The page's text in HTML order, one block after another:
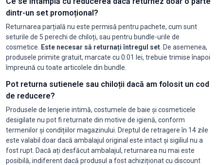
dintr-un set promoțional?
Returnarea parțială nu este permisă pentru pachete, cum sunt
seturile de 5 perechi de chiloți, sau pentru bundle-urile de
cosmetice. Este necesar să returnați întregul set . De asemenea,
produsele primite gratuit, marcate cu 0.01 lei, trebuie trimise înapoi
împreună cu toate articolele din bundle.
Pot returna sutienele sau chiloții dacă am folosit un cod
de reducere?
Produsele de lenjerie intimă, costumele de baie și cosmeticele
desigilate nu pot fi returnate din motive de igienă, conform
termenilor și condițiilor magazinului. Dreptul de retragere în 14 zile
este valabil doar dacă ambalajul original este intact și sigiliul nu a
fost rupt. Dacă ați desfăcut ambalajul, returnarea nu mai este
posibilă, indiferent dacă produsul a fost achiziționat cu discount